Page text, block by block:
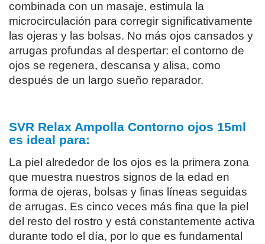
combinada con un masaje, estimula la
microcirculación para corregir significativamente
las ojeras y las bolsas. No más ojos cansados y
arrugas profundas al despertar: el contorno de
ojos se regenera, descansa y alisa, como
después de un largo sueño reparador.
SVR Relax Ampolla Contorno ojos 15ml
es ideal para:
La piel alrededor de los ojos es la primera zona
que muestra nuestros signos de la edad en
forma de ojeras, bolsas y finas líneas seguidas
de arrugas. Es cinco veces más fina que la piel
del resto del rostro y está constantemente activa
durante todo el día, por lo que es fundamental